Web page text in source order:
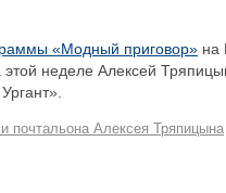
«Модный приговор» на
неделе Алексей
почтальона Алексея Тряпицына